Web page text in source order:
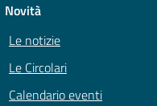
Novità
Le notizie
Le Circolari
Calendario eventi